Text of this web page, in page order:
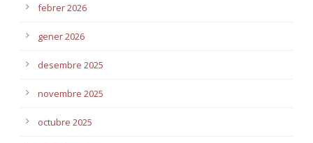
febrer 2026
gener 2026
desembre 2025
novembre 2025
octubre 2025